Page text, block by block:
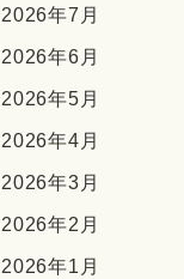
2026年7月
2026年6月
2026年5月
2026年4月
2026年3月
2026年2月
2026年1月